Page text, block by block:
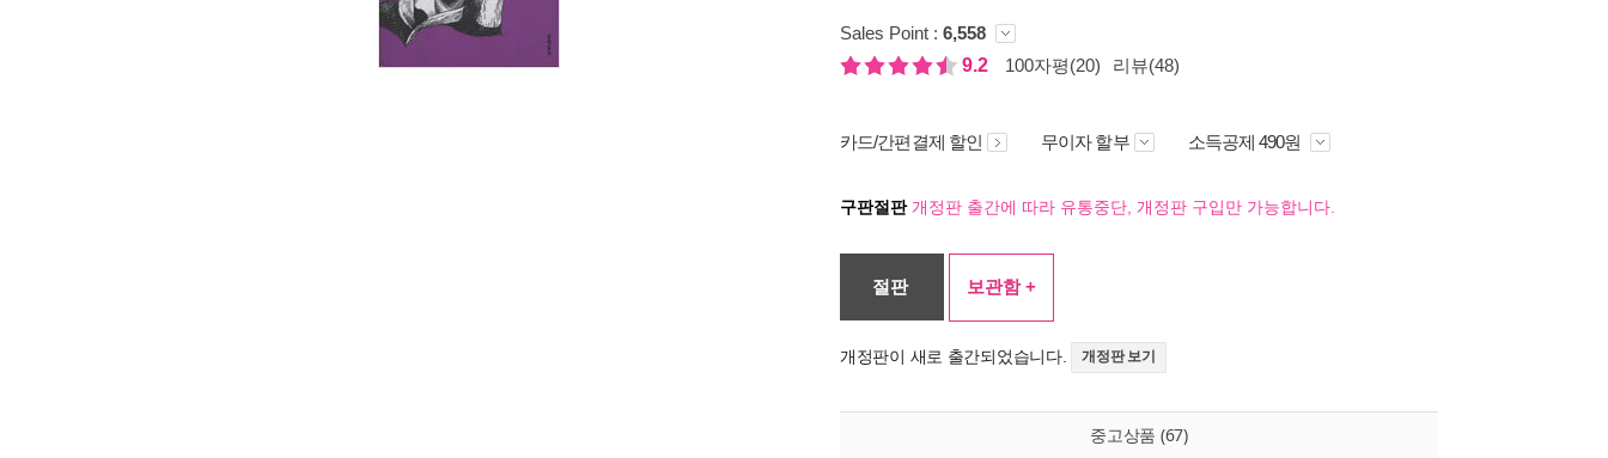
Sales Point : 6,558
9.2
100자평(20) 리뷰(48)
카드/간편결제 할인 무이자 할부 소득공제 490원
구판절판개정판 출간에 따라 유통중단, 개정판 구입만 가능합니다.
절판 보관함 +
개정판이 새로 출간되었습니다. 개정판 보기
중고상품 (67)